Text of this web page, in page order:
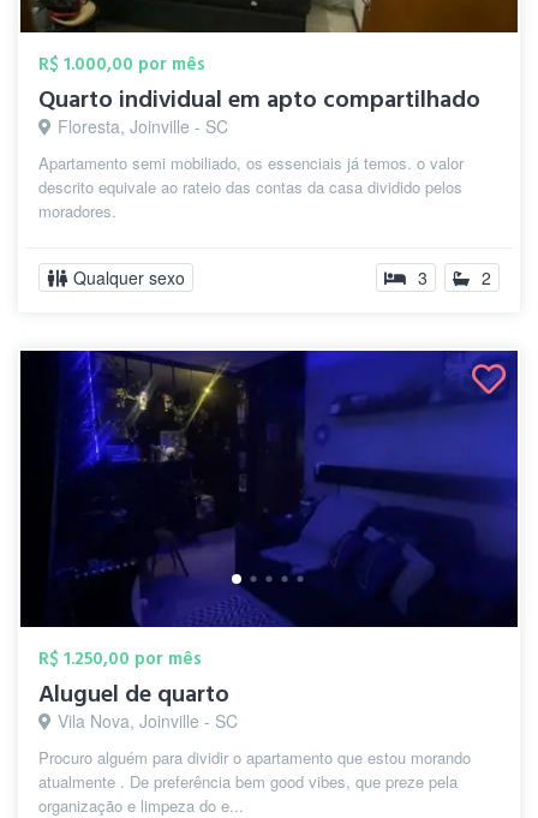
R$ 1.000,00 por mês
Quarto individual em apto compartilhado
Floresta, Joinville - SC
Apartamento semi mobiliado, os essenciais já temos. o valor
descrito equivale ao rateio das contas da casa dividido pelos
moradores.
Qualquer sexo 3 2
R$ 1.250,00 por mês
Aluguel de quarto
Vila Nova, Joinville - SC
Procuro alguém para dividir o apartamento que estou morando
atualmente . De preferência bem good vibes, que preze pela
organização e limpeza do e...